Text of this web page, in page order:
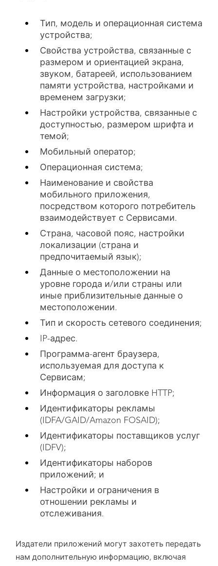
Тип, модель и операционная система
устройства;
Свойства устройства, связанные с
размером и ориентацией экрана,
звуком, батареей, использованием
памяти устройства, настройками и
временем загрузки;
Настройки устройства, связанные с
доступностью, размером шрифта и
темой;
Мобильный оператор;
Операционная система;
Наименование и свойства
мобильного приложения,
посредством которого потребитель
взаимодействует с Сервисами.
Страна, часовой пояс, настройки
локализации (страна и
предпочитаемый язык);
Данные о местоположении на
уровне города и/или страны или
иные приблизительные данные о
местоположении.
Тип и скорость сетевого соединения;
IP-адрес.
Программа-агент браузера,
используемая для доступа к
Сервисам;
Информация о заголовке HTTP;
Идентификаторы рекламы
(IDFA/GAID/Amazon FOSAID);
Идентификаторы поставщиков услуг
(IDFV);
Идентификаторы наборов
приложений; и
Настройки и ограничения в
отношении рекламы и
отслеживания.
Издатели приложений могут захотеть передать
нам дополнительную информацию, включая